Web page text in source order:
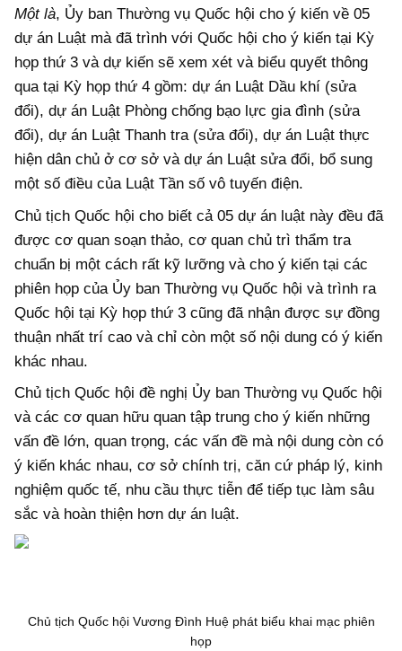
Một là, Ủy ban Thường vụ Quốc hội cho ý kiến về 05
dự án Luật mà đã trình với Quốc hội cho ý kiến tại Kỳ
họp thứ 3 và dự kiến sẽ xem xét và biểu quyết thông
qua tại Kỳ họp thứ 4 gồm: dự án Luật Dầu khí (sửa
đổi), dự án Luật Phòng chống bạo lực gia đình (sửa
đổi), dự án Luật Thanh tra (sửa đổi), dự án Luật thực
hiện dân chủ ở cơ sở và dự án Luật sửa đổi, bổ sung
một số điều của Luật Tần số vô tuyến điện.
Chủ tịch Quốc hội cho biết cả 05 dự án luật này đều đã
được cơ quan soạn thảo, cơ quan chủ trì thẩm tra
chuẩn bị một cách rất kỹ lưỡng và cho ý kiến tại các
phiên họp của Ủy ban Thường vụ Quốc hội và trình ra
Quốc hội tại Kỳ họp thứ 3 cũng đã nhận được sự đồng
thuận nhất trí cao và chỉ còn một số nội dung có ý kiến
khác nhau.
Chủ tịch Quốc hội đề nghị Ủy ban Thường vụ Quốc hội
và các cơ quan hữu quan tập trung cho ý kiến những
vấn đề lớn, quan trọng, các vấn đề mà nội dung còn có
ý kiến khác nhau, cơ sở chính trị, căn cứ pháp lý, kinh
nghiệm quốc tế, nhu cầu thực tiễn để tiếp tục làm sâu
sắc và hoàn thiện hơn dự án luật.
Chủ tịch Quốc hội Vương Đình Huệ phát biểu khai mạc phiên
họp